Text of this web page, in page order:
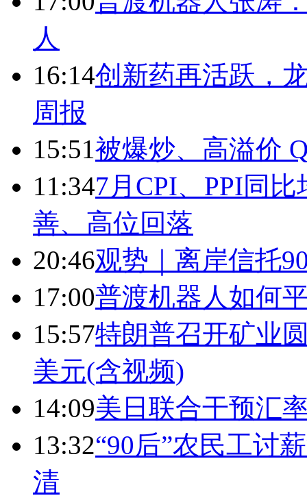
人
16:14创新药再活跃，
周报
15:51被爆炒、高溢价
11:347月CPI、PPI同
善、高位回落
20:46观势｜离岸信托
17:00普渡机器人如何
15:57特朗普召开矿业
美元(含视频)
14:09美日联合干预汇
13:32“90后”农民工讨
清